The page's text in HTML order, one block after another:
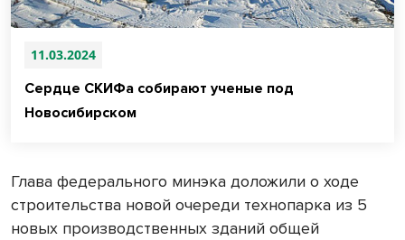
11.03.2024
Сердце СКИФа собирают ученые под
Новосибирском
Глава федерального минэка доложили о ходе
строительства новой очереди технопарка из 5
новых производственных зданий общей